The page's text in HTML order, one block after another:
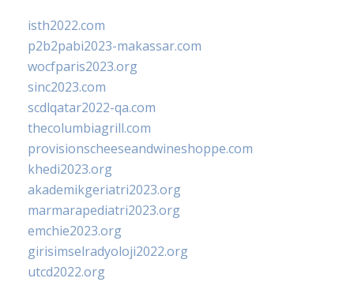
isth2022.com
p2b2pabi2023-makassar.com
wocfparis2023.org
sinc2023.com
scdlqatar2022-qa.com
thecolumbiagrill.com
provisionscheeseandwineshoppe.com
khedi2023.org
akademikgeriatri2023.org
marmarapediatri2023.org
emchie2023.org
girisimselradyoloji2022.org
utcd2022.org